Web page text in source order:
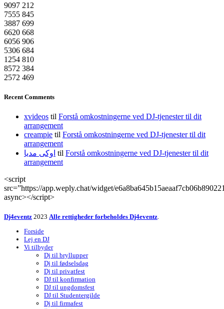
9097 212
7555 845
3887 699
6620 668
6056 906
5306 684
1254 810
8572 384
2572 469
Recent Comments
xvideos til Forstå omkostningerne ved DJ-tjenester til dit
arrangement
creampie til Forstå omkostningerne ved DJ-tjenester til dit
arrangement
اوکی مدیا til Forstå omkostningerne ved DJ-tjenester til dit
arrangement
<script
src=”https://app.weply.chat/widget/
async></script>
Dj4eventz 2023 Alle rettigheder forbeholdes Dj4eventz
Forside
Lej en DJ
Vi tilbyder
Dj til bryllupper
Dj til fødselsdag
Dj til privatfest
DJ til konfirmation
DJ til ungdomsfest
DJ til Studentergilde
Dj til firmafest